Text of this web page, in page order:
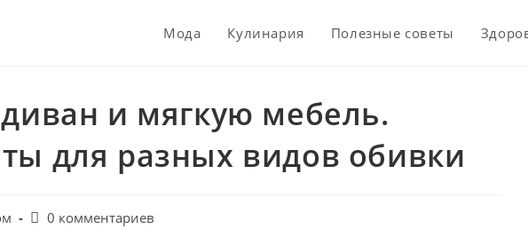
Мода Кулинария Полезные советы
и мягкую мебель.
для разных видов обивки
Post0 комментариев